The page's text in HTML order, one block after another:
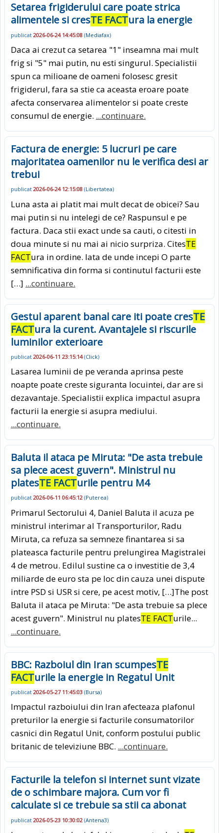
Setarea frigiderului care poate strica
alimentele si cresTE FACTura la energie
publicat 2026-06-24 14:45:08 (Mediafax)
Daca ai crezut ca setarea "1" inseamna mai mult
frig si "5" mai putin, nu esti singurul. Specialistii
spun ca milioane de oameni folosesc gresit
frigiderul, fara sa stie ca aceasta eroare poate
afecta conservarea alimentelor si poate creste
consumul de energie. ...continuare.
Factura de energie: 5 lucruri pe care
majoritatea oamenilor nu le verifica desi ar
trebui
publicat 2026-06-24 12:15:08 (Libertatea)
Luna asta ai platit mai mult decat de obicei? Sau
mai putin si nu intelegi de ce? Raspunsul e pe
factura. Daca stii exact unde sa cauti, o citesti in
doua minute si nu mai ai nicio surpriza. CitesTE
FACTura in ordine. Iata de unde incepi O parte
semnificativa din forma si continutul facturii este
[…] ...continuare.
Gestul aparent banal care iti poate cresTE
FACTura la curent. Avantajele si riscurile
luminilor exterioare
publicat 2026-06-11 23:15:14(Click)
Lasarea luminii de pe veranda aprinsa peste
noapte poate creste siguranta locuintei, dar are si
dezavantaje. Specialistii explica impactul asupra
facturii la energie si asupra mediului.
...continuare.
Baluta il ataca pe Miruta: "De asta trebuie
sa plece acest guvern". Ministrul nu
platesTE FACTurile pentru M4
publicat 2026-06-11 06:45:12 (Puterea)
Primarul Sectorului 4, Daniel Baluta il acuza pe
ministrul interimar al Transporturilor, Radu
Miruta, ca refuza sa semneze finantarea si sa
plateasca facturile pentru prelungirea Magistralei
4 de metrou. Edilul sustine ca o investitie de 3,4
miliarde de euro sta pe loc din cauza unei dispute
intre PSD si USR si cere, pe acest motiv, […]The post
Baluta il ataca pe Miruta: "De asta trebuie sa plece
acest guvern". Ministrul nu platesTE FACTurile...
...continuare.
BBC: Razboiul din Iran scumpesTE
FACTurile la energie in Regatul Unit
publicat 2026-05-27 11:45:03 (Bursa)
Impactul razboiului din Iran afecteaza plafonul
preturilor la energie si facturile consumatorilor
casnici din Regatul Unit, conform postului public
britanic de televiziune BBC. ...continuare.
Facturile la telefon si internet sunt vizate
de o schimbare majora. Cum vor fi
calculate si ce trebuie sa stii ca abonat
publicat 2026-05-23 10:30:02 (Antena3)